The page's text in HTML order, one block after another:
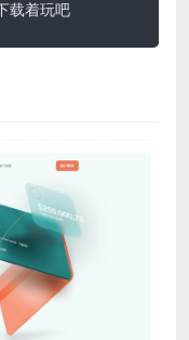
载着玩吧